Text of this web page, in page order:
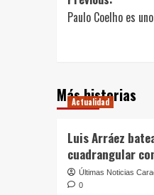
Paulo Coelho es
Más historias
Actualidad
Luis Arráez
cuadrangular
Últimas Noticias
0